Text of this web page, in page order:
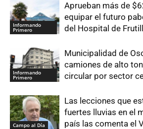
Informando
Primero
Aprueban más de
equipar el futuro
del Hospital de
Informando
Primero
Municipalidad de
camiones de alto
circular por sector
Campo al Día
Las lecciones que
fuertes lluvias en el
país las comenta el